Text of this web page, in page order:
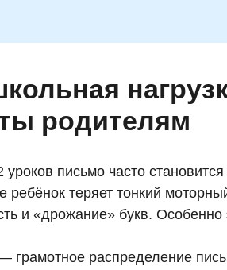
родителям
уроков письмо часто
ребёнок теряет тонкий
и «дрожание» букв.
грамотное распределение